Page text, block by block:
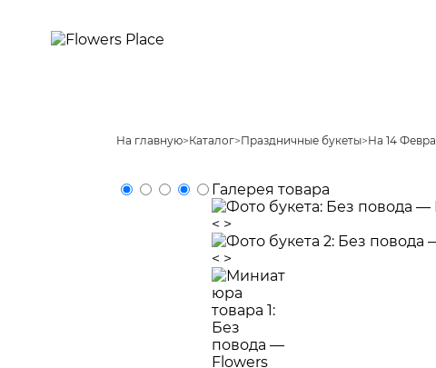
На главную>Каталог>Праздничные букеты>На 14
Галерея товара
< >
< >